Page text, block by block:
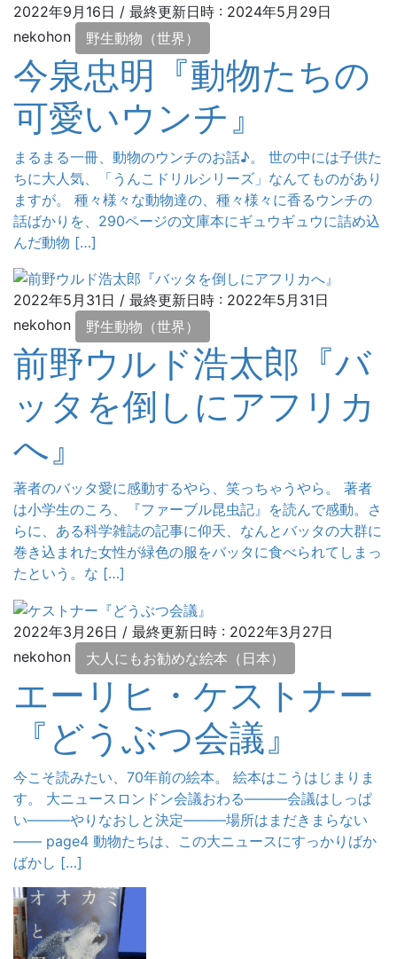
2022年9月16日 / 最終更新日時 : 2024年5月29日
nekohon
野生動物（世界）
今泉忠明『動物たちの
可愛いウンチ』
まるまる一冊、動物のウンチのお話♪。 世の中には子供た
ちに大人気、「うんこドリルシリーズ」なんてものがあり
ますが。 種々様々な動物達の、種々様々に香るウンチの
話ばかりを、290ページの文庫本にギュウギュウに詰め込
んだ動物 […]
2022年5月31日 / 最終更新日時 : 2022年5月31日
nekohon
野生動物（世界）
前野ウルド浩太郎『バ
ッタを倒しにアフリカ
へ』
著者のバッタ愛に感動するやら、笑っちゃうやら。 著者
は小学生のころ、『ファーブル昆虫記』を読んで感動。さ
らに、ある科学雑誌の記事に仰天、なんとバッタの大群に
巻き込まれた女性が緑色の服をバッタに食べられてしまっ
たという。な […]
2022年3月26日 / 最終更新日時 : 2022年3月27日
nekohon
大人にもお勧めな絵本（日本）
エーリヒ・ケストナー
『どうぶつ会議』
今こそ読みたい、70年前の絵本。 絵本はこうはじまりま
す。 大ニュースロンドン会議おわる―――会議はしっぱ
い―――やりなおしと決定―――場所はまだきまらない
―― page4 動物たちは、この大ニュースにすっかりばか
ばかし […]